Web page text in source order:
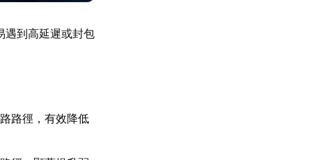
遇到高延遲或封包
路徑，有效降低